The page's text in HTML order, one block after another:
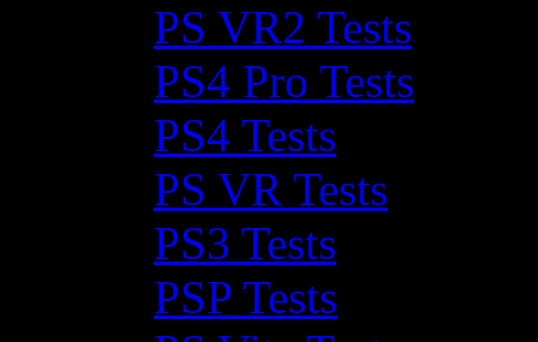
PS VR2 Tests
PS4 Pro Tests
PS4 Tests
PS VR Tests
PS3 Tests
PSP Tests